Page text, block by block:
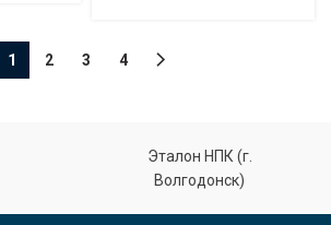
1 2 3 4
Эталон НПК (г.
Волгодонск)